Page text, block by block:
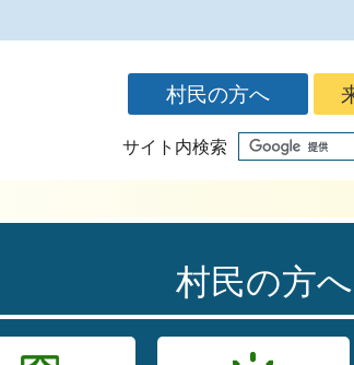
村民の方へ
サイト内検索
村民の方へ